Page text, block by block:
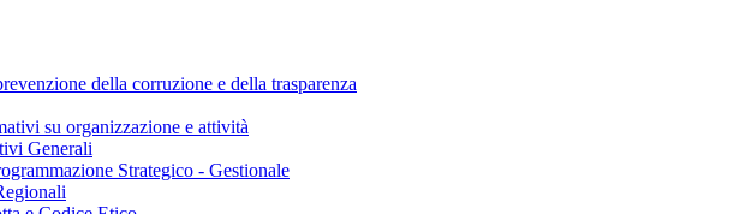
della corruzione e della trasparenza
su organizzazione e attività
Generali
Strategico - Gestionale